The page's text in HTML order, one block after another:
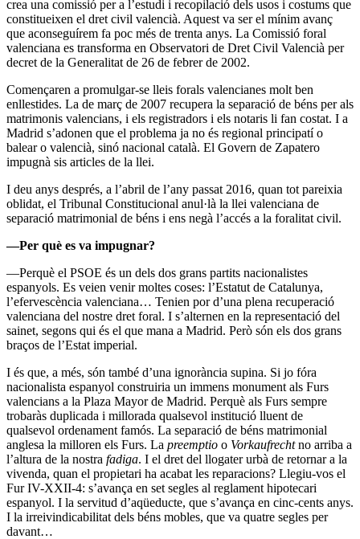
crea una comissió per a l’estudi i recopilació dels usos i costums que
constitueixen el dret civil valencià. Aquest va ser el mínim avanç
que aconseguírem fa poc més de trenta anys. La Comissió foral
valenciana es transforma en Observatori de Dret Civil Valencià per
decret de la Generalitat de 26 de febrer de 2002.
Començaren a promulgar-se lleis forals valencianes molt ben
enllestides. La de març de 2007 recupera la separació de béns per als
matrimonis valencians, i els registradors i els notaris li fan costat. I a
Madrid s’adonen que el problema ja no és regional principatí o
balear o valencià, sinó nacional català. El Govern de Zapatero
impugnà sis articles de la llei.
I deu anys després, a l’abril de l’any passat 2016, quan tot pareixia
oblidat, el Tribunal Constitucional anul·là la llei valenciana de
separació matrimonial de béns i ens negà l’accés a la foralitat civil.
—Per què es va impugnar?
—Perquè el PSOE és un dels dos grans partits nacionalistes
espanyols. Es veien venir moltes coses: l’Estatut de Catalunya,
l’efervescència valenciana… Tenien por d’una plena recuperació
valenciana del nostre dret foral. I s’alternen en la representació del
sainet, segons qui és el que mana a Madrid. Però són els dos grans
braços de l’Estat imperial.
I és que, a més, són també d’una ignorància supina. Si jo fóra
nacionalista espanyol construiria un immens monument als Furs
valencians a la Plaza Mayor de Madrid. Perquè als Furs sempre
trobaràs duplicada i millorada qualsevol institució lluent de
qualsevol ordenament famós. La separació de béns matrimonial
anglesa la milloren els Furs. La preemptio o Vorkaufrechtno arriba a
l’altura de la nostra fadiga. I el dret del llogater urbà de retornar a la
vivenda, quan el propietari ha acabat les reparacions? Llegiu-vos el
Fur IV-XXII-4: s’avança en set segles al reglament hipotecari
espanyol. I la servitud d’aqüeducte, que s’avança en cinc-cents anys.
I la irreivindicabilitat dels béns mobles, que va quatre segles per
davant…